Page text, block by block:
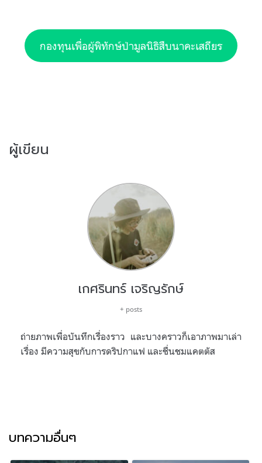
กองทุนเพื่อผู้พิทักษ์ป่ามูลนิธิสืบนาคะเสถียร
ผู้เขียน
เกศรินทร์ เจริญรักษ์
+ posts
ถ่ายภาพเพื่อบันทึกเรื่องราว และบางคราวก็เอาภาพมาเล่า
เรื่อง มีความสุขกับการดริปกาแฟ และชื่นชมแคตตัส
บทความอื่นๆ